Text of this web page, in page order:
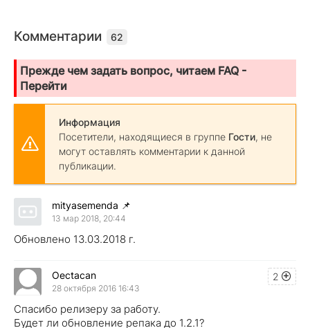
Комментарии 62
Прежде чем задать вопрос, читаем FAQ -
Перейти
Информация
Посетители, находящиеся в группе Гости, не
могут оставлять комментарии к данной
публикации.
mityasemenda 📌
13 мар 2018, 20:44
Обновлено 13.03.2018 г.
2
Oectacan
28 октября 2016 16:43
Спасибо релизеру за работу.
Будет ли обновление репака до 1.2.1?